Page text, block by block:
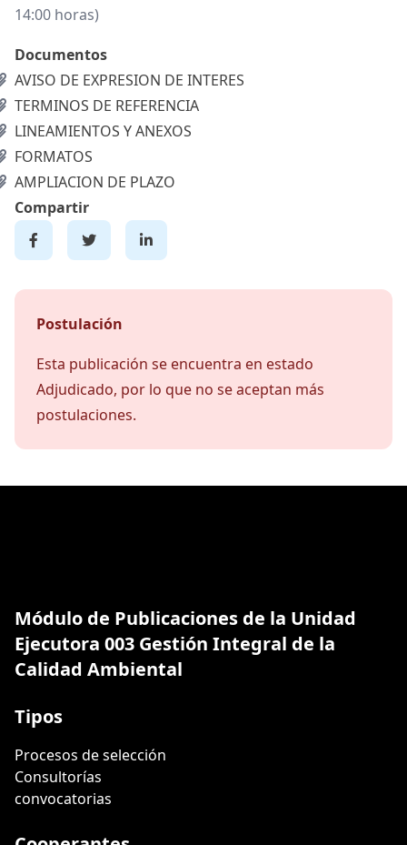
14:00 horas)
Documentos
AVISO DE EXPRESION DE INTERES
TERMINOS DE REFERENCIA
LINEAMIENTOS Y ANEXOS
FORMATOS
AMPLIACION DE PLAZO
Compartir
Postulación
Esta publicación se encuentra en estado
Adjudicado, por lo que no se aceptan más
postulaciones.
Módulo de Publicaciones de la Unidad
Ejecutora 003 Gestión Integral de la
Calidad Ambiental
Tipos
Procesos de selección
Consultorías
convocatorias